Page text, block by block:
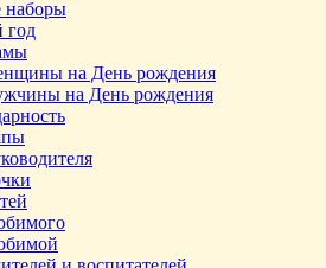
наборы
год
на День рождения
на День рождения